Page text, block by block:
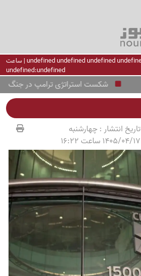
undefined undefined undefined undefined | ساعت
undefined:undefined
شکست استراتژی ترامپ در جنگ با
تاریخ انتشار :چهارشنبه
1405/04/17 ساعت 16:22